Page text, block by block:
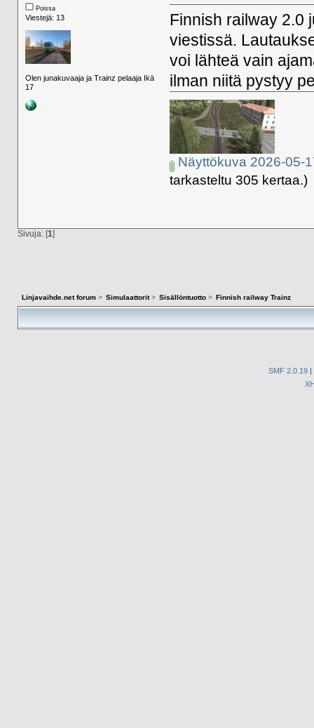
Poissa
Viestejä: 13
Olen junakuvaaja ja Trainz pelaaja Ikä
17
Finnish railway 2.0
viestissä.
voi lähteä vain
ilman niitä pystyy
Näyttökuva 2026-05-
tarkasteltu 305 kertaa.)
Sivuja: [1]
Linjavaihde.net forum> Simulaattorit> Sisällöntuotto > Finnish railway Trainz
SMF 2.0.19 |